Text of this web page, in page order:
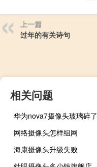
上一篇
过年的有关诗句
相关问题
网络摄像头怎样组网
海康摄像头升级失败